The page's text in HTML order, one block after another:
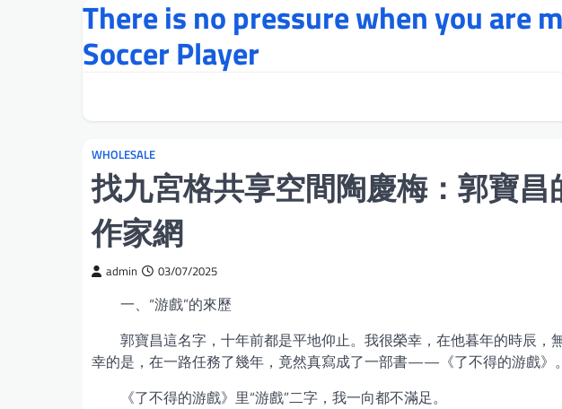
There is no pressure when you are
Soccer Player
WHOLESALE
找九宮格共享空間陶慶梅：郭寶昌
作家網
admin 03/07/2025
一、“游戲”的來歷
郭寶昌這名字，十年前都是平地仰止。我很榮幸，在他暮年的時辰，
幸的是，在一路任務了幾年，竟然真寫成了一部書——《了不得的游戲》。
《了不得的游戲》里“游戲”二字，我一向都不滿足。